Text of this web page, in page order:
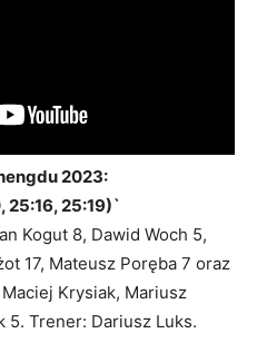
2023:
25:16, 25:19)`
Kogut 8, Dawid Woch 5,
17, Mateusz Poręba 7 oraz
Krysiak, Mariusz
5. Trener: Dariusz Luks.